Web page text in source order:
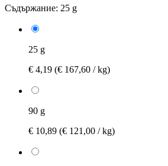
Съдържание: 25 g
25 g
€ 4,19 (€ 167,60 / kg)
90 g
€ 10,89 (€ 121,00 / kg)